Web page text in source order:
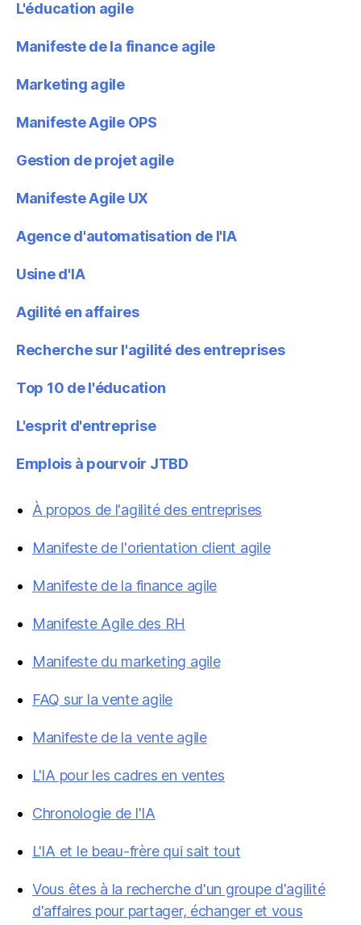
L'éducation agile
Manifeste de la finance agile
Marketing agile
Manifeste Agile OPS
Gestion de projet agile
Manifeste Agile UX
Agence d'automatisation de l'IA
Usine d'IA
Agilité en affaires
Recherche sur l'agilité des entreprises
Top 10 de l'éducation
L'esprit d'entreprise
Emplois à pourvoir JTBD
À propos de l'agilité des entreprises
Manifeste de l'orientation client agile
Manifeste de la finance agile
Manifeste Agile des RH
Manifeste du marketing agile
FAQ sur la vente agile
Manifeste de la vente agile
L'IA pour les cadres en ventes
Chronologie de l'IA
L'IA et le beau-frère qui sait tout
Vous êtes à la recherche d'un groupe d'agilité
d'affaires pour partager, échanger et vous